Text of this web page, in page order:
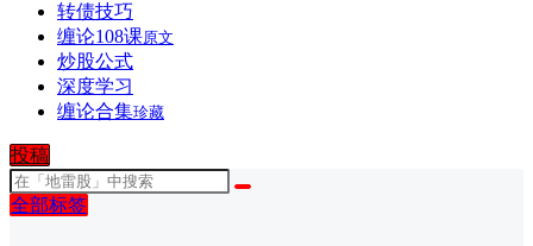
转债技巧
缠论108课原文
炒股公式
深度学习
缠论合集珍藏
投稿
全部标签